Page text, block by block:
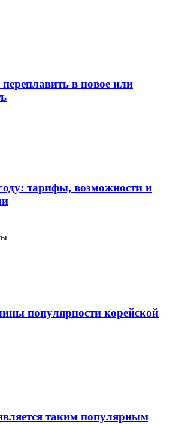
в новое или
тарифы, возможности и
популярности корейской
таким популярным